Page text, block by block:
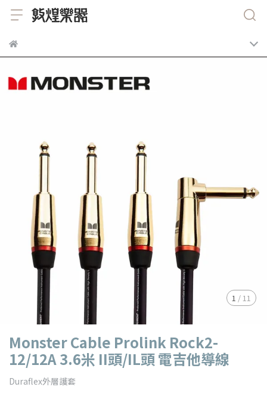
1 / 11
Monster Cable Prolink Rock2-
12/12A 3.6米 II頭/IL頭 電吉他導線
Duraflex外層護套